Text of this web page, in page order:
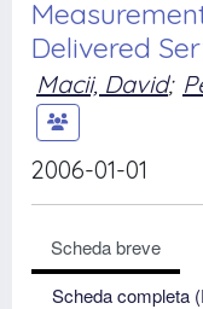
Delivered
Macii, David;
2006-01-01
Scheda breve
Scheda completa